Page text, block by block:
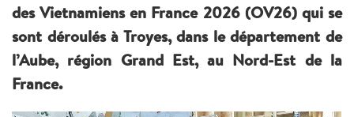
des Vietnamiens en France 2026 (OV26) qui se
sont déroulés à Troyes, dans le département de
l’Aube, région Grand Est, au Nord-Est de la
France.